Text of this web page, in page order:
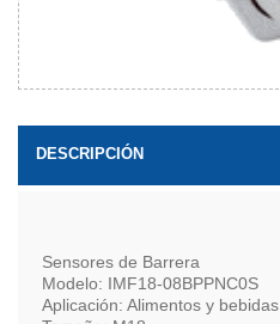
DESCRIPCIÓN
Sensores de Barrera
Modelo: IMF18-08BPPNC0S
Aplicación: Alimentos y bebidas